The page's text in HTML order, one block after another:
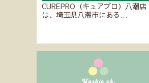
CUREPRO（キュアプロ）八潮店
は、埼玉県八潮市にある…